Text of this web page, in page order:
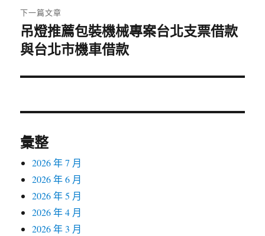
章:
下一篇文章
下
一
文
吊燈推薦包裝機械專案台北支票借款
與台北市機車借款
彙整
2026 年 7 月
2026 年 6 月
2026 年 5 月
2026 年 4 月
2026 年 3 月